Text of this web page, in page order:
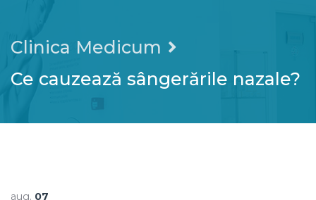
Clinica Medicum
Ce cauzează sângerările nazale?
aug. 07